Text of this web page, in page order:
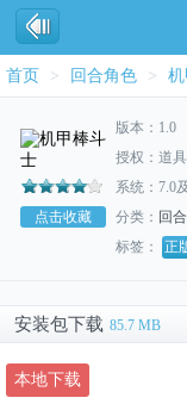
首页 > 回合角色 >
点击收藏
版本：1.0
授权：道
系统：7.0
分类： 回
标签：
正
安装包下载 85.7 MB
本地下载